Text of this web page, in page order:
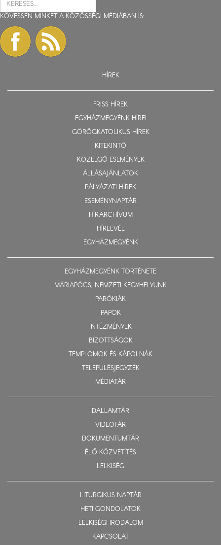
KÖVESSEN MINKET A KÖZÖSSÉGI MÉDIÁBAN IS:
HÍREK
FRISS HÍREK
EGYHÁZMEGYÉNK HÍREI
GÖRÖGKATOLIKUS HÍREK
KITEKINTŐ
KÖZELGŐ ESEMÉNYEK
ÁLLÁSAJÁNLATOK
PÁLYÁZATI HÍREK
ESEMÉNYNAPTÁR
HÍRARCHÍVUM
HÍRLEVÉL
EGYHÁZMEGYÉNK
EGYHÁZMEGYÉNK TÖRTÉNETE
MÁRIAPÓCS, NEMZETI KEGYHELYÜNK
PARÓKIÁK
PAPOK
INTÉZMÉNYEK
BIZOTTSÁGOK
TEMPLOMOK ÉS KÁPOLNÁK
TELEPÜLÉSJEGYZÉK
MÉDIATÁR
DALLAMTÁR
VIDEOTÁR
DOKUMENTUMTÁR
ÉLŐ KÖZVETÍTÉS
LELKISÉG
LITURGIKUS NAPTÁR
HETI GONDOLATOK
LELKISÉGI IRODALOM
KAPCSOLAT